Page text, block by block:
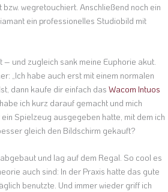
wegretouchiert. Anschließend noch ein
ein professionelles Studiobild mit
und zugleich sank meine Euphorie akut.
„Ich habe auch erst mit einem normalen
dann kaufe dir einfach dasWacom Intuos
ich kurz darauf gemacht und mich
Spielzeug ausgegeben hatte, mit dem ich
gleich den Bildschirm gekauft?
und lag auf dem Regal. So cool es
auch sind: In der Praxis hatte das gute
benutzte. Und immer wieder griff ich